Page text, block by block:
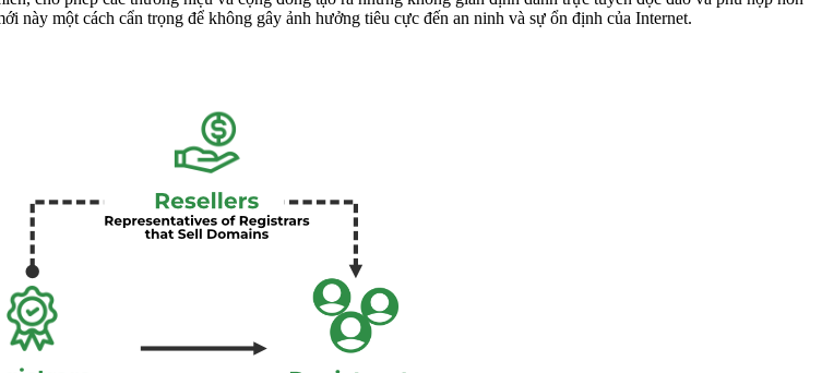
một cách cẩn trọng để không gây ảnh hưởng tiêu cực đến an ninh và sự ổn định của Internet.